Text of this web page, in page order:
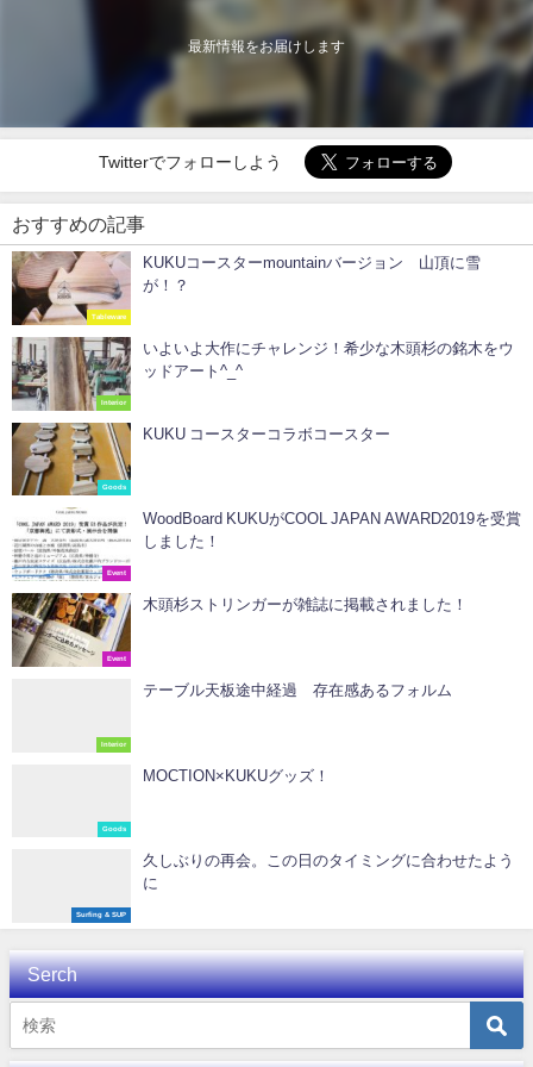
最新情報をお届けします
Twitterでフォローしよう
おすすめの記事
Tableware
KUKUコースターmountainバージョン 山頂に雪
が！？
Interior
いよいよ大作にチャレンジ！希少な木頭杉の銘木をウ
ッドアート^_^
Goods
KUKU コースターコラボコースター
Event
WoodBoard KUKUがCOOL JAPAN AWARD2019を受賞
しました！
Event
木頭杉ストリンガーが雑誌に掲載されました！
Interior
テーブル天板途中経過 存在感あるフォルム
Goods
MOCTION×KUKUグッズ！
Surfing & SUP
久しぶりの再会。この日のタイミングに合わせたよう
に
Serch